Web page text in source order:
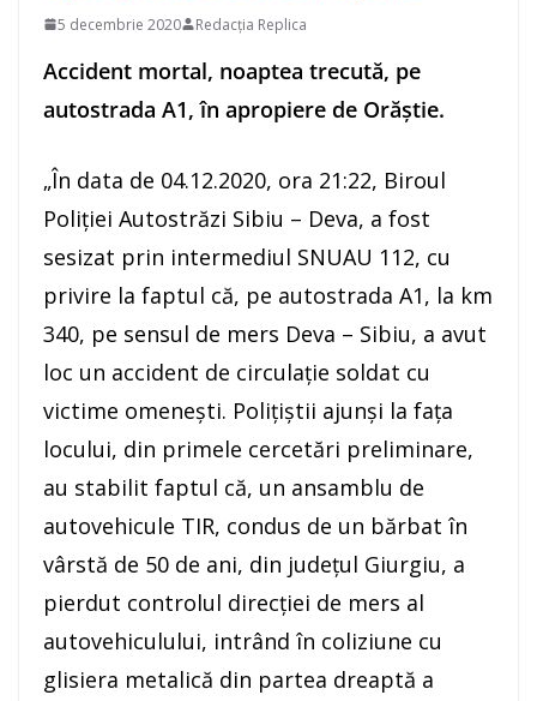
5 decembrie 2020 Redacția Replica
Accident mortal, noaptea trecută, pe
autostrada A1, în apropiere de Orăştie.
„În data de 04.12.2020, ora 21:22, Biroul
Poliției Autostrăzi Sibiu – Deva, a fost
sesizat prin intermediul SNUAU 112, cu
privire la faptul că, pe autostrada A1, la km
340, pe sensul de mers Deva – Sibiu, a avut
loc un accident de circulație soldat cu
victime omenești. Polițiștii ajunși la fața
locului, din primele cercetări preliminare,
au stabilit faptul că, un ansamblu de
autovehicule TIR, condus de un bărbat în
vârstă de 50 de ani, din județul Giurgiu, a
pierdut controlul direcției de mers al
autovehiculului, intrând în coliziune cu
glisiera metalică din partea dreaptă a